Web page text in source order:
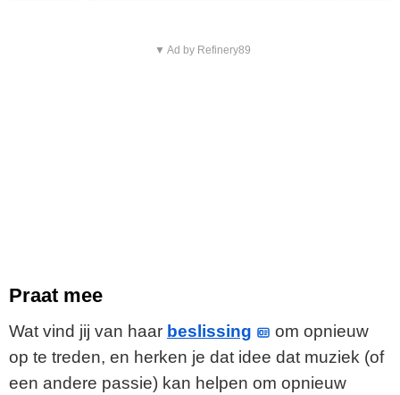
▼ Ad by Refinery89
Praat mee
Wat vind jij van haar beslissing
om opnieuw
op te treden, en herken je dat idee dat muziek (of
een andere passie) kan helpen om opnieuw